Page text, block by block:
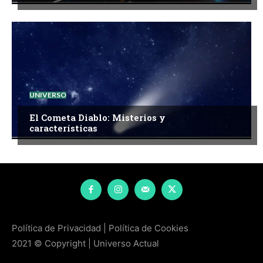
UNIVERSO
El Cometa Diablo: Misterios y
características
Política de Privacidad
Política de Cookies
2021 © Copyright | Universo Actual